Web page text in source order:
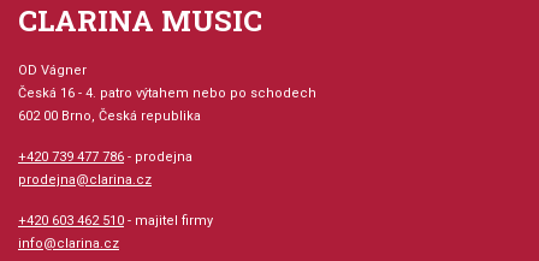
CLARINA MUSIC
OD Vágner
Česká 16 - 4. patro výtahem nebo po schodech
602 00 Brno, Česká republika
+420 739 477 786 - prodejna
prodejna@clarina.cz
+420 603 462 510 - majitel firmy
info@clarina.cz